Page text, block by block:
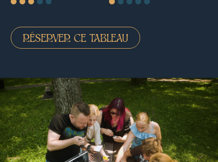
RÉSERVER CE TABLEAU